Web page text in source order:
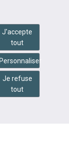
J'accepte
tout
Je refuse
tout